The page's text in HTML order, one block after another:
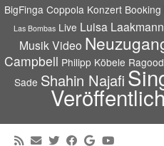
BigFinga Coppola Konzert Booking
Las Bombas Live Luisa Laakmann
Musik Video
Campbell Philipp Köbele
Sade Shahin Najafi